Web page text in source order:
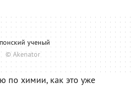
ученый
© Akenator
по химии, как это уже